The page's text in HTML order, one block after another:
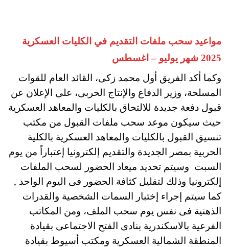
مواعيد سحب ملفات التقديم في الكليات العسكرية
2025 شهر يوليو – اغسطس
وكما أكد الفريق أول محمد زكى، القائد العام للقوات
المسلحة، وزير الدفاع والإنتاج الحربى، على الإعلان عن
قبول دفعة جديدة للالتحاق بالكليات والمعاهد العسكرية
حيث سيكون موعد سحب ملفات القبول من مكتب
تنسيق القبول بالكليات والمعاهد العسكرية بالكلية
الحربية بمصر الجديدة والتقديم إلكترونيا إعتباراً من يوم
السبت وسيتم تحديد ميعاد الحضور لسحب الملفات
إلكترونيا وذلك لتقليل كثافة الحضور فى اليوم الواحد ,
كما سيتم إجراء إختبار السمات الشخصية والقدرات
الذهنية فى نفس يوم سحب الملف، ومن المكاتب
الفرعية بالاسكندرية بنادى الفتح الاجتماعى بقيادة
المنطقة الشمالية العسكرية ومكتب أسيوط بقيادة